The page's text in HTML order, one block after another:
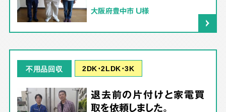
大阪府豊中市 U様
不用品回収 2DK･2LDK･3K
退去前の片付けと家電買
取を依頼しました。